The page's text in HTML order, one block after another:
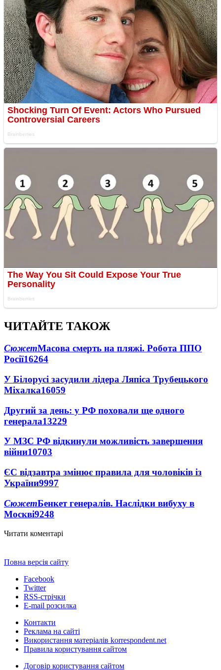
ЧИТАЙТЕ ТАКОЖ
СюжетМасова смерть на пляжі. Робота ППО
Росії16264
У Білорусі засудили лідера Ляпіса Трубецького
Міхалка16059
Другий за день: у РФ поховали ще одного
генерала13229
У МЗС РФ відкинули можливість завершення
війни10703
ЄС відзавтра змінює правила для чоловіків із
України9997
СюжетБенкет генералів. Наслідки вибуху в
Москві9248
Читати коментарі
Повна версія сайту
Facebook
Twitter
RSS-стрічки
E-mail розсилка
Контакти
Реклама на сайті
Використання матеріалів korrespondent.net
Правила користування сайтом
Договір користування сайтом